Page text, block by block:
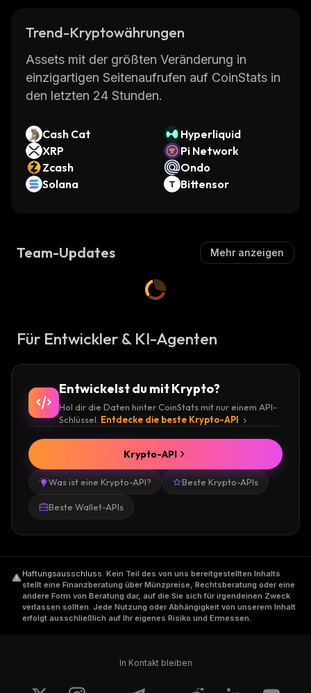
Trend-Kryptowährungen
Assets mit der größten Veränderung in
einzigartigen Seitenaufrufen auf CoinStats in
den letzten 24 Stunden.
Cash Cat
Hyperliquid
XRP
Pi Network
Zcash
Ondo
Solana
Bittensor
Team-Updates Mehr anzeigen
Für Entwickler & KI-Agenten
Entwickelst du mit Krypto?
Hol dir die Daten hinter CoinStats mit nur einem API-
Schlüssel. Entdecke die beste Krypto-API
Was ist eine Krypto-API? Beste Krypto-APIs
Beste Wallet-APIs
Krypto-API
Haftungsausschluss. Kein Teil des von uns bereitgestellten Inhalts
stellt eine Finanzberatung über Münzpreise, Rechtsberatung oder eine
andere Form von Beratung dar, auf die Sie sich für irgendeinen Zweck
verlassen sollten. Jede Nutzung oder Abhängigkeit von unserem Inhalt
erfolgt ausschließlich auf Ihr eigenes Risiko und Ermessen.
In Kontakt bleiben